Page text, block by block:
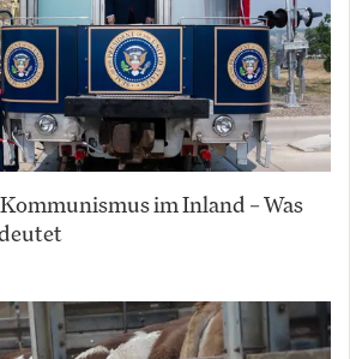
im Inland – Was